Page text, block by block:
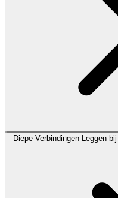
Diepe Verbindingen Leggen